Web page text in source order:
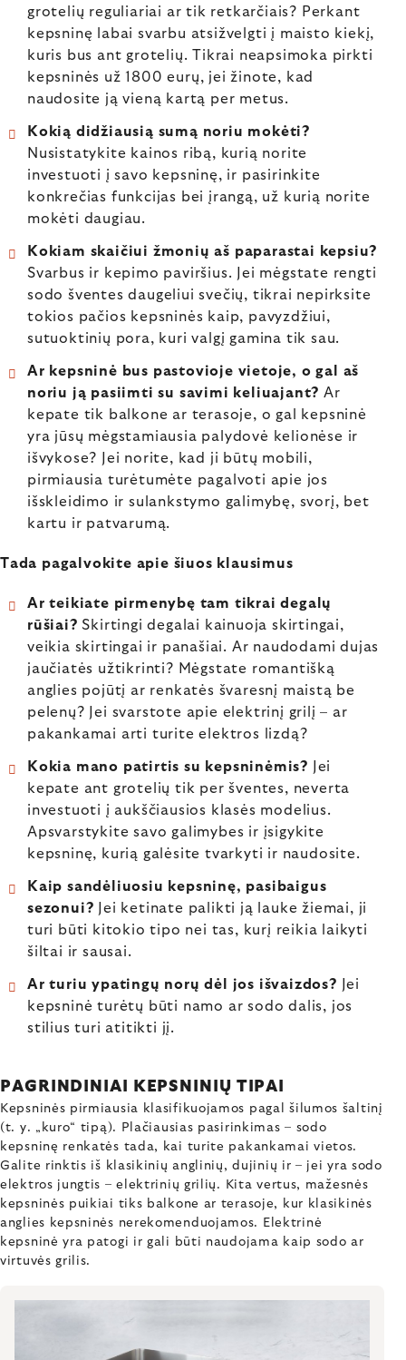
grotelių reguliariai ar tik retkarčiais? Perkant
kepsninę labai svarbu atsižvelgti į maisto kiekį,
kuris bus ant grotelių. Tikrai neapsimoka pirkti
kepsninės už 1800 eurų, jei žinote, kad
naudosite ją vieną kartą per metus.
Kokią didžiausią sumą noriu mokėti?
Nusistatykite kainos ribą, kurią norite
investuoti į savo kepsninę, ir pasirinkite
konkrečias funkcijas bei įrangą, už kurią norite
mokėti daugiau.
Kokiam skaičiui žmonių aš paparastai kepsiu?
Svarbus ir kepimo paviršius. Jei mėgstate rengti
sodo šventes daugeliui svečių, tikrai nepirksite
tokios pačios kepsninės kaip, pavyzdžiui,
sutuoktinių pora, kuri valgį gamina tik sau.
Ar kepsninė bus pastovioje vietoje, o gal aš
noriu ją pasiimti su savimi keliuajant? Ar
kepate tik balkone ar terasoje, o gal kepsninė
yra jūsų mėgstamiausia palydovė kelionėse ir
išvykose? Jei norite, kad ji būtų mobili,
pirmiausia turėtumėte pagalvoti apie jos
išskleidimo ir sulankstymo galimybę, svorį, bet
kartu ir patvarumą.
Tada pagalvokite apie šiuos klausimus
Ar teikiate pirmenybę tam tikrai degalų
rūšiai?Skirtingi degalai kainuoja skirtingai,
veikia skirtingai ir panašiai. Ar naudodami dujas
jaučiatės užtikrinti? Mėgstate romantišką
anglies pojūtį ar renkatės švaresnį maistą be
pelenų? Jei svarstote apie elektrinį grilį – ar
pakankamai arti turite elektros lizdą?
Kokia mano patirtis su kepsninėmis? Jei
kepate ant grotelių tik per šventes, neverta
investuoti į aukščiausios klasės modelius.
Apsvarstykite savo galimybes ir įsigykite
kepsninę, kurią galėsite tvarkyti ir naudosite.
Kaip sandėliuosiu kepsninę, pasibaigus
sezonui?
Jei ketinate palikti ją lauke žiemai, ji
turi būti kitokio tipo nei tas, kurį reikia laikyti
šiltai ir sausai.
Ar turiu ypatingų norų dėl jos išvaizdos? Jei
kepsninė turėtų būti namo ar sodo dalis, jos
stilius turi atitikti jį.
PAGRINDINIAI KEPSNINIŲ TIPAI
Kepsninės pirmiausia klasifikuojamos pagal šilumos šaltinį
(t. y. „kuro“ tipą). Plačiausias pasirinkimas – sodo
kepsninę renkatės tada, kai turite pakankamai vietos.
Galite rinktis iš klasikinių anglinių, dujinių ir – jei yra sodo
elektros jungtis – elektrinių grilių. Kita vertus, mažesnės
kepsninės puikiai tiks balkone ar terasoje, kur klasikinės
anglies kepsninės nerekomenduojamos. Elektrinė
kepsninė yra patogi ir gali būti naudojama kaip sodo ar
virtuvės grilis.